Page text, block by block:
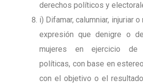
derechos políticos y
i) Difamar, calumniar, injuriar
expresión que denigre o
mujeres en ejercicio de
políticas, con base en
con el objetivo o el